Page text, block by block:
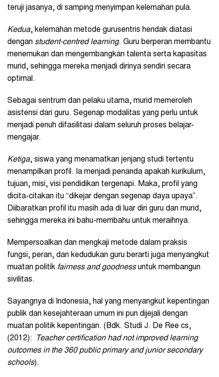
teruji jasanya, di samping menyimpan kelemahan pula.
Kedua, kelemahan metode gurusentris hendak diatasi
dengan student-centred learning. Guru berperan membantu
menemukan dan mengembangkan talenta serta kapasitas
murid, sehingga mereka menjadi dirinya sendiri secara
optimal.
Sebagai sentrum dan pelaku utama, murid memeroleh
asistensi dari guru. Segenap modalitas yang perlu untuk
menjadi penuh difasilitasi dalam seluruh proses belajar-
mengajar.
Ketiga, siswa yang menamatkan jenjang studi tertentu
menampilkan profil. Ia menjadi penanda apakah kurikulum,
tujuan, misi, visi pendidikan tergenapi. Maka, profil yang
dicita-citakan itu “dikejar dengan segenap daya upaya”.
Diibaratkan profil itu masih ada di luar diri guru dan murid,
sehingga mereka ini bahu-membahu untuk meraihnya.
Mempersoalkan dan mengkaji metode dalam praksis
fungsi, peran, dan kedudukan guru berarti juga menyangkut
muatan politik fairness and goodnessuntuk membangun
sivilitas.
Sayangnya di Indonesia, hal yang menyangkut kepentingan
publik dan kesejahteraan umum ini pun dijejali dengan
muatan politik kepentingan. (Bdk. Studi J. De Ree cs,
(2012):
Teacher certification had not improved learning
outcomes in the 360 public primary and junior secondary
schools).